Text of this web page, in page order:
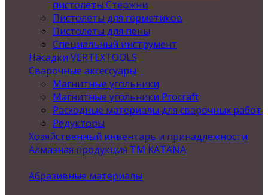
пистолеты Стержни
Пистолеты для герметиков
Пистолеты для пены
Специальный инструмент
Насадки VERTEXTOOLS
Сварочные аксессуары
Магнитные угольники
Магнитные угольники Procraft
Расходные материалы для сварочных работ
Редукторы
Хозяйственный инвентарь и принадлежности
Алмазная продукция ТМ KATANA
Абразивные материалы